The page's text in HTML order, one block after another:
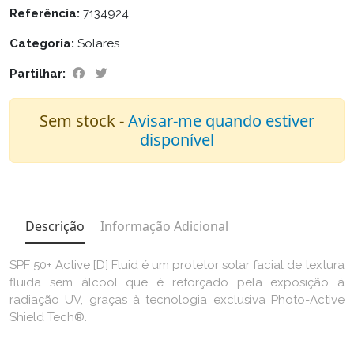
Referência: 7134924
Categoria: Solares
Partilhar:
Sem stock -Avisar-me quando estiver
disponível
Descrição Informação Adicional
SPF 50+ Active [D] Fluid é um protetor solar facial de textura
fluida sem álcool que é reforçado pela exposição à
radiação UV, graças à tecnologia exclusiva Photo-Active
Shield Tech®.